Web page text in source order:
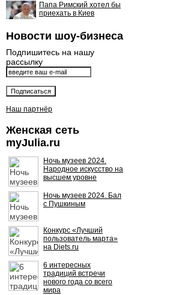
Папа Римский хотел бы
приехать в Киев
Новости шоу-бизнеса
Подпишитесь на нашу
рассылку
Наш партнёр
Женская сеть
myJulia.ru
Ночь музеев 2024.
Народное искусство на
высшем уровне
Ночь музеев 2024. Бал
с Пушкиным
Конкурс «Лучший
пользователь марта»
на Diets.ru
6 интересных
традиций встречи
нового года со всего
мира